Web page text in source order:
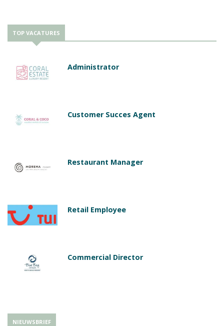
TOP VACATURES
Administrator
Customer Succes Agent
Restaurant Manager
Retail Employee
Commercial Director
NIEUWSBRIEF